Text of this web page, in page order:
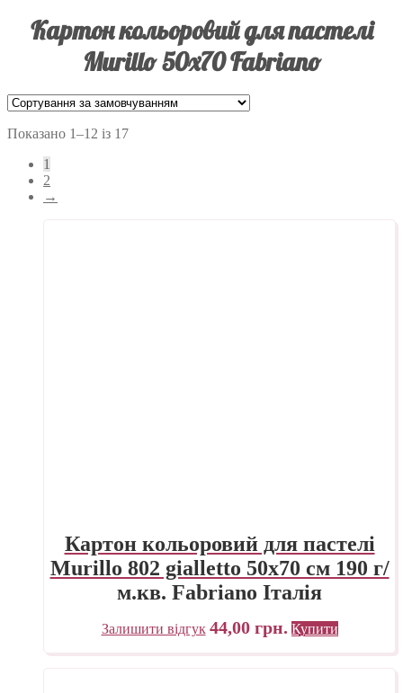
Картон кольоровий для пастелі
Murillo 50х70 Fabriano
Показано 1–12 із 17
1
2
→
Картон кольоровий для пастелі
Murillo 802 gialletto 50х70 см 190 г/
м.кв. Fabriano Італія
Залишити відгук 44,00 грн. Купити